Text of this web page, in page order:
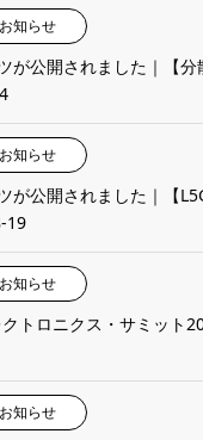
お知らせ
が公開されました｜【
お知らせ
が公開されました｜【
19
お知らせ
トロニクス・サミット
お知らせ